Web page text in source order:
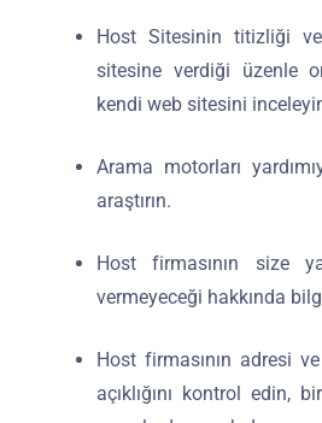
Host Sitesinin titizliği
sitesine verdiği üzenle
kendi web sitesini
Arama motorları
araştırın.
Host firmasının size
vermeyeceği hakkında
Host firmasının adresi
açıklığını kontrol edin,